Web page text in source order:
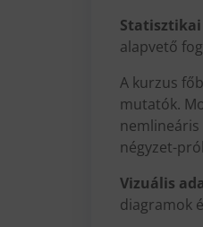
Statisztikai
alapvető
A kurzus
mutatók.
négyzet-
Vizuális
diagramok